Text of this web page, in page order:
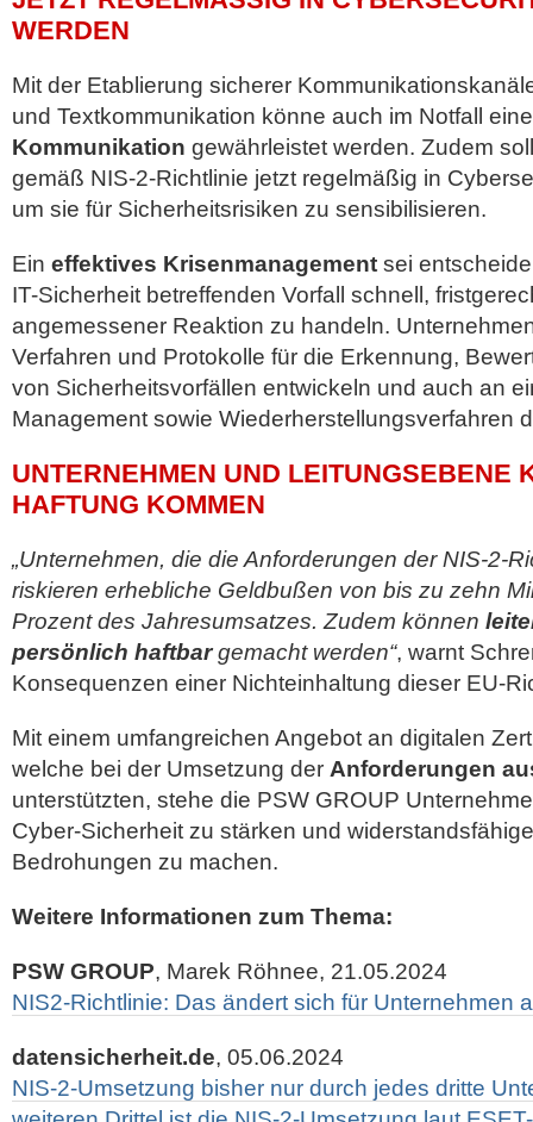
ERDEN
Mit der Etablierung sicherer
und Textkommunikation könne auch im Notfall eine
Kommunikation gewährleistet werden. Zudem
gemäß NIS-2-Richtlinie jetzt regelmäßig in
um sie für Sicherheitsrisiken zu sensibilisieren.
Ein effektives Krisenmanagement sei
IT-Sicherheit betreffenden Vorfall schnell,
angemessener Reaktion zu handeln.
Verfahren und Protokolle für die Erkennung,
von Sicherheitsvorfällen entwickeln und auch an
Management sowie Wiederherstellungsverfahren
UNTERNEHMEN UND LEITUNGSEBENE
HAFTUNG KOMMEN
„Unternehmen, die die Anforderungen der NIS-2-
riskieren erhebliche Geldbußen von bis zu zehn
Prozent des Jahresumsatzes. Zudem können
persönlich haftbargemacht werden“, warnt
Konsequenzen einer Nichteinhaltung dieser EU-
Mit einem umfangreichen Angebot an digitalen
welche bei der Umsetzung der Anforderungen
unterstützten, stehe die PSW GROUP
Cyber-Sicherheit zu stärken und
Bedrohungen zu machen.
Weitere Informationen zum Thema:
PSW GROUP, Marek Röhnee, 21.05.2024
NIS2-Richtlinie: Das ändert sich für Unternehmen
datensicherheit.de, 05.06.2024
NIS-2-Umsetzung bisher nur durch jedes dritte